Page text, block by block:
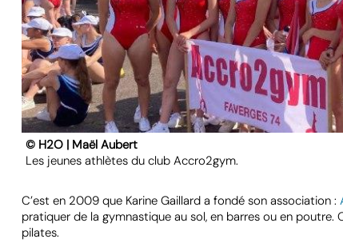
© H2O | Maël Aubert
Les jeunes athlètes du club Accro2gym.
C’est en 2009 que Karine Gaillard a fondé son association :
pratiquer de la gymnastique au sol, en barres ou en
pilates.